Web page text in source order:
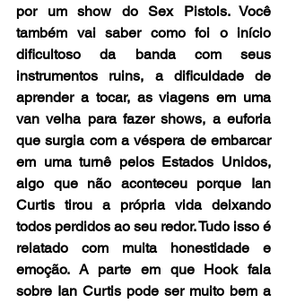
por um show do Sex Pistols. Você
também vai saber como foi o início
dificultoso da banda com seus
instrumentos ruins, a dificuldade de
aprender a tocar, as viagens em uma
van velha para fazer shows, a euforia
que surgia com a véspera de embarcar
em uma turnê pelos Estados Unidos,
algo que não aconteceu porque Ian
Curtis tirou a própria vida deixando
todos perdidos ao seu redor. Tudo isso é
relatado com muita honestidade e
emoção. A parte em que Hook fala
sobre Ian Curtis pode ser muito bem a